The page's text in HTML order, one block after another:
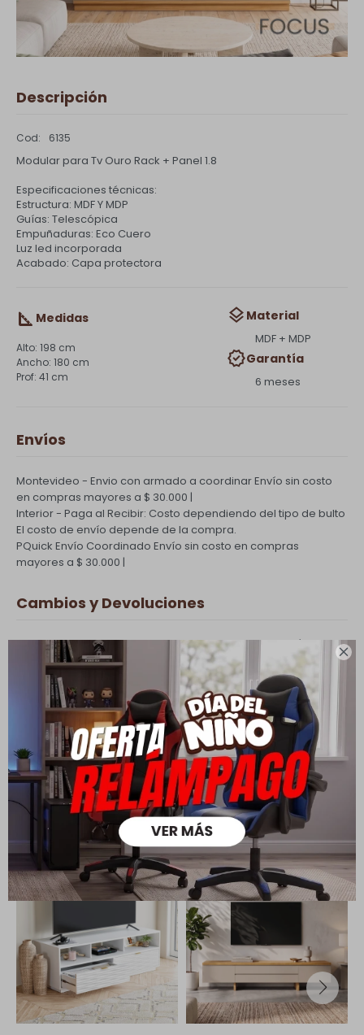

Descripción
6135
Modular para Tv Ouro Rack + Panel 1.8
Especificaciones técnicas:
Estructura: MDF Y MDP
Guías: Telescópica
Empuñaduras: Eco Cuero
Luz led incorporada
Acabado: Capa protectora
Medidas
198 cm
180 cm
41 cm
Material
MDF + MDP
Garantía
6 meses
Envíos
Montevideo - Envio con armado a coordinarEnvío sin costo
en compras mayores a $ 30.000 |
Interior - Paga al Recibir: Costo dependiendo del tipo de bulto
El costo de envío depende de la compra.
PQuick Envío Coordinado Envío sin costo en compras
mayores a $ 30.000 |
Cambios y Devoluciones
Todas las compras realizadas tienen un plazo de 5 días para
su cambio.
Ver mas
Medios de pago
Productos que te pueden interesar